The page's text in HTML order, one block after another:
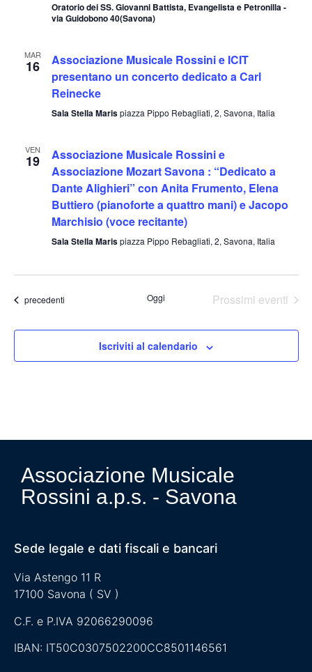
Oratorio dei SS. Giovanni Battista, Evangelista e Petronilla -
via Guidobono 40(Savona)
MAR
16
Associazione Musicale Rossini e ICIT
presentano un concerto dedicato a Carl
Reinecke
Sala Stella Marispiazza Pippo Rebagliati, 2, Savona, Italia
VEN
19
Associazione Musicale Rossini e
Associazione Mozart Savona : “Dedicato a
Dante Alighieri” con Anita Frumento, Elena
Buttiero (pianoforte a quattro mani) e Jacopo
Marchisio (voce recitante)
Sala Stella Marispiazza Pippo Rebagliati, 2, Savona, Italia
Eventi
precedenti Oggi Prossimi eventi
Iscriviti al calendario
Associazione Musicale
Rossini a.p.s. - Savona
Sede legale e dati fiscali e bancari
Via Astengo 11 R
17100 Savona ( SV )
C.F. e P.IVA 92066290096
IBAN: IT50C0307502200CC8501146561